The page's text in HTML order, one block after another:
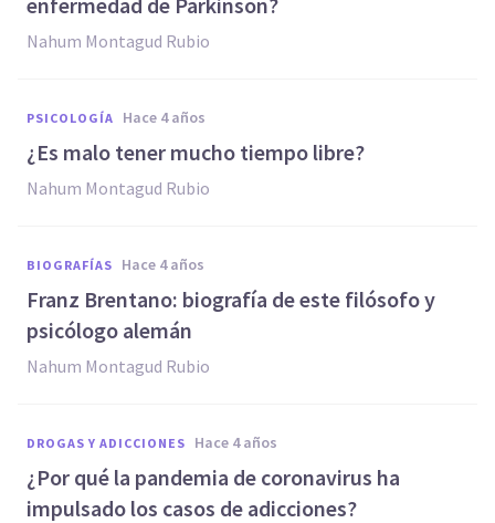
Nahum Montagud Rubio
PSICOLOGÍA hace 4 años
¿Es malo tener mucho tiempo libre?
Nahum Montagud Rubio
BIOGRAFÍAS hace 4 años
Franz Brentano: biografía de este filósofo y
psicólogo alemán
Nahum Montagud Rubio
DROGAS Y ADICCIONES hace 4 años
¿Por qué la pandemia de coronavirus ha
impulsado los casos de adicciones?